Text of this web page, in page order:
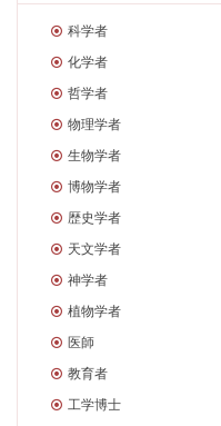
科学者
化学者
哲学者
物理学者
生物学者
博物学者
歴史学者
天文学者
神学者
植物学者
医師
教育者
工学博士